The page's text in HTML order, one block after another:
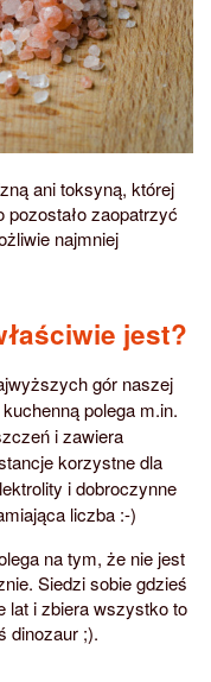
ani toksyną, której
zaopatrzyć
najmniej
jest?
gór naszej
polega m.in.
i zawiera
korzystne dla
i dobroczynne
liczba :-)
na tym, że nie jest
Siedzi sobie gdzieś
lat i zbiera wszystko to
dinozaur ;).